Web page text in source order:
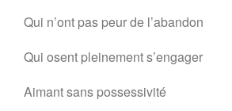
Qui n’ont pas peur de l’abandon
Qui osent pleinement s’engager
Aimant sans possessivité